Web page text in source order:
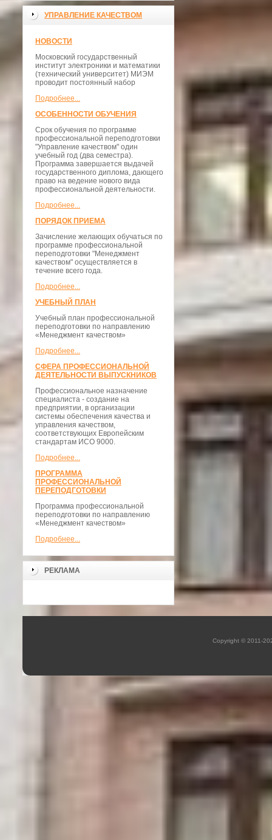
УПРАВЛЕНИЕ КАЧЕСТВОМ
НОВОСТИ
Московский государственный
институт электроники и математики
(технический университет) МИЭМ
проводит постоянный набор
Подробнее...
ОСОБЕННОСТИ ОБУЧЕНИЯ
Срок обучения по программе
профессиональной переподготовки
"Управление качеством" один
учебный год (два семестра).
Программа завершается выдачей
государственного диплома, дающего
право на ведение нового вида
профессиональной деятельности.
Подробнее...
ПОРЯДОК ПРИЕМА
Зачисление желающих обучаться по
программе профессиональной
переподготовки "Менеджмент
качеством" осуществляется в
течение всего года.
Подробнее...
УЧЕБНЫЙ ПЛАН
Учебный план профессиональной
переподготовки по направлению
«Менеджмент качеством»
Подробнее...
СФЕРА ПРОФЕССИОНАЛЬНОЙ
ДЕЯТЕЛЬНОСТИ ВЫПУСКНИКОВ
Профессиональное назначение
специалиста - создание на
предприятии, в организации
системы обеспечения качества и
управления качеством,
соответствующих Европейским
стандартам ИСО 9000.
Подробнее...
ПРОГРАММА
ПРОФЕССИОНАЛЬНОЙ
ПЕРЕПОДГОТОВКИ
Программа профессиональной
переподготовки по направлению
«Менеджмент качеством»
Подробнее...
РЕКЛАМА
Copyright © 2011-